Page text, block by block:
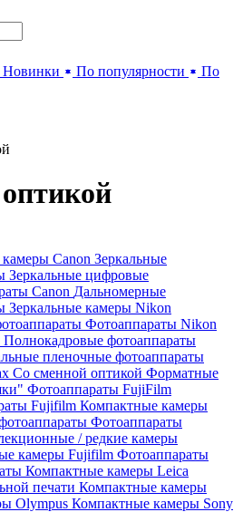
Новинки По популярности
По
Canon Зеркальные
Зеркальные цифровые
Canon Дальномерные
Зеркальные камеры Nikon
Фотоаппараты Nikon
Полнокадровые фотоаппараты
пленочные фотоаппараты
Со сменной оптикой Форматные
Фотоаппараты FujiFilm
Fujifilm Компактные камеры
Фотоаппараты
/ редкие камеры
камеры Fujifilm Фотоаппараты
Компактные камеры Leica
печати Компактные камеры
Olympus Компактные камеры Sony